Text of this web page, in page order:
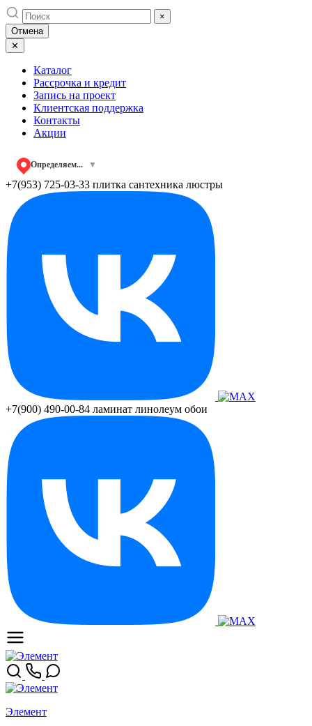
Skip
to
content
×
Отмена
✕
Каталог
Рассрочка и кредит
Запись на проект
Клиентская поддержка
Контакты
Акции
Определяем... ▼
+7(953) 725-03-33 плитка сантехника люстры
+7(900) 490-00-84 ламинат линолеум обои
Элемент